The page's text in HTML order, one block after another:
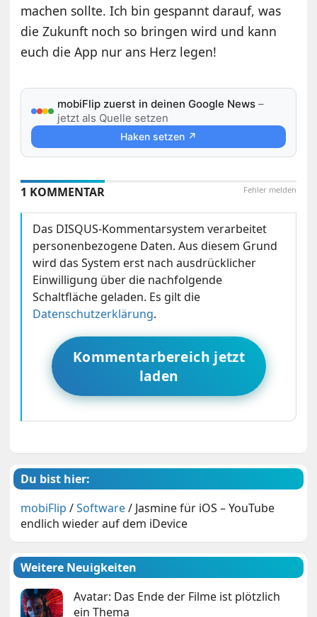
machen sollte. Ich bin gespannt darauf, was
die Zukunft noch so bringen wird und kann
euch die App nur ans Herz legen!
mobiFlip zuerst in deinen Google News –
jetzt als Quelle setzen
Haken setzen ↗
Fehler melden
1 KOMMENTAR
Das DISQUS-Kommentarsystem verarbeitet
personenbezogene Daten. Aus diesem Grund
wird das System erst nach ausdrücklicher
Einwilligung über die nachfolgende
Schaltfläche geladen. Es gilt die
Datenschutzerklärung.
Kommentarbereich jetzt
laden
Du bist hier:
mobiFlip /Software/ Jasmine für iOS – YouTube
endlich wieder auf dem iDevice
Weitere Neuigkeiten
Avatar: Das Ende der Filme ist plötzlich
ein Thema